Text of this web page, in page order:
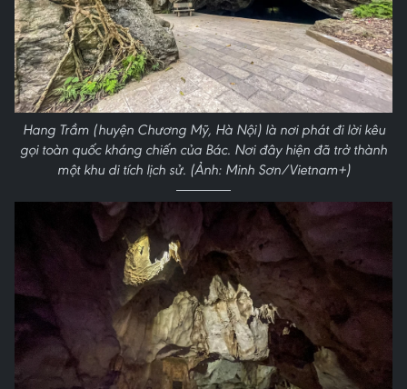
Hang Trầm (huyện Chương Mỹ, Hà Nội) là nơi phát đi lời kêu
gọi toàn quốc kháng chiến của Bác. Nơi đây hiện đã trở thành
một khu di tích lịch sử. (Ảnh: Minh Sơn/Vietnam+)